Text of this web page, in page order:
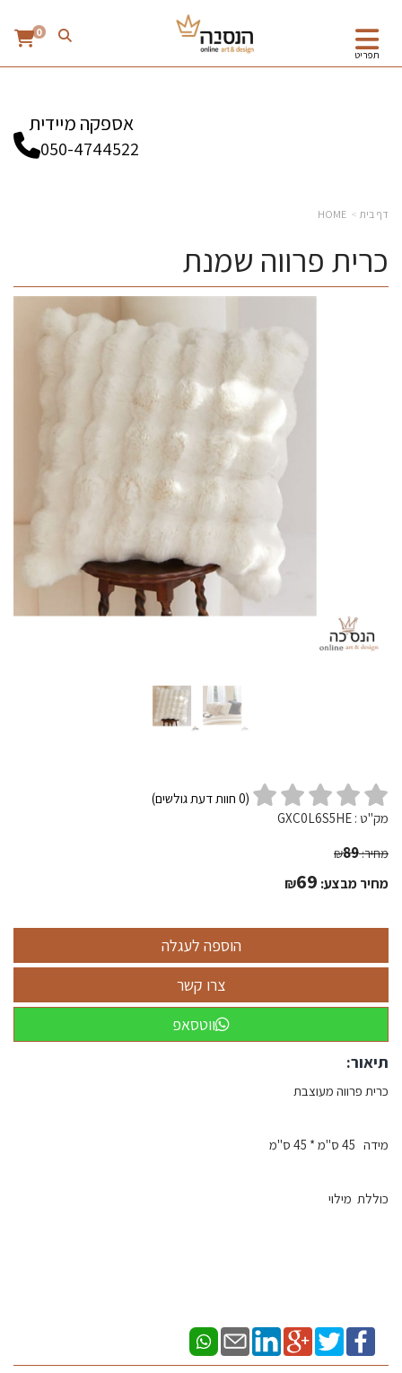
תפריט
0
אספקה מיידית
050-4744522
דף בית HOME
כרית פרווה שמנת
(
0 חוות דעת גולשים)
מק"ט : GXC0L6S5HE
מחיר: ₪89
מחיר מבצע: ₪69
ווטסאפ
תיאור:
כרית פרווה מעוצבת
מידה 45 ס"מ * 45 ס"מ
כוללת מילוי